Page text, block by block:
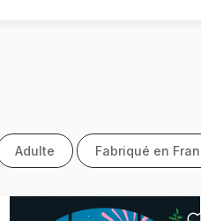
Adulte Fabriqué en